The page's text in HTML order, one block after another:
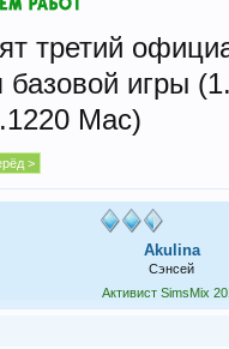
третий
базовой игры
Mac)
>
Akulina
Сэнсей
Активист SimsMix